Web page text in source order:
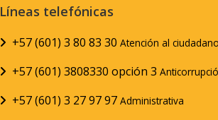
Líneas telefónicas
+57 (601) 3 80 83 30 Atención al
+57 (601) 3808330 opción 3
+57 (601) 3 27 97 97 Administrativa